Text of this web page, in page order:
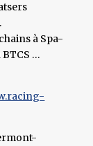
à Spa-
…